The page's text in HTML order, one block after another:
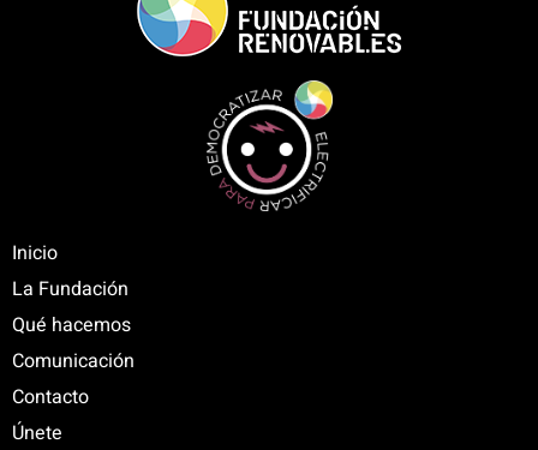
Inicio
La Fundación
Qué hacemos
Comunicación
Contacto
Únete